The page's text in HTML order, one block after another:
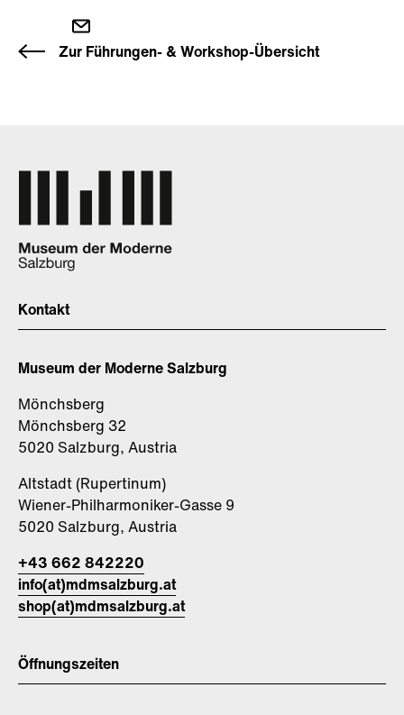
Zur Führungen- & Workshop-Übersicht
Kontakt
Museum der Moderne Salzburg
Mönchsberg
Mönchsberg 32
5020 Salzburg, Austria
Altstadt (Rupertinum)
Wiener-Philharmoniker-Gasse 9
5020 Salzburg, Austria
+43 662 842220
info(at)mdmsalzburg.at
shop(at)mdmsalzburg.at
Öffnungszeiten